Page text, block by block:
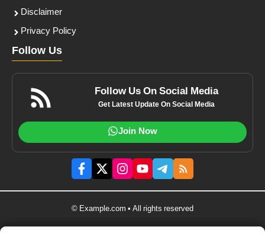
Disclaimer
Privacy Policy
Follow Us
Follow Us On Social Media
Get Latest Update On Social Media
Join Now
© Example.com • All rights reserved